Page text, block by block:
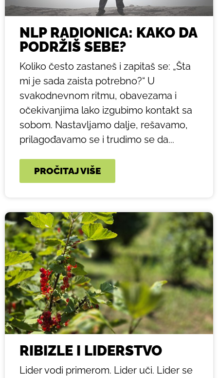
NLP RADIONICA: KAKO DA
PODRŽIŠ SEBE?
Koliko često zastaneš i zapitaš se: „Šta
mi je sada zaista potrebno?“ U
svakodnevnom ritmu, obavezama i
očekivanjima lako izgubimo kontakt sa
sobom. Nastavljamo dalje, rešavamo,
prilagođavamo se i trudimo se da...
PROČITAJ VIŠE
RIBIZLE I LIDERSTVO
Lider vodi primerom. Lider uči. Lider se